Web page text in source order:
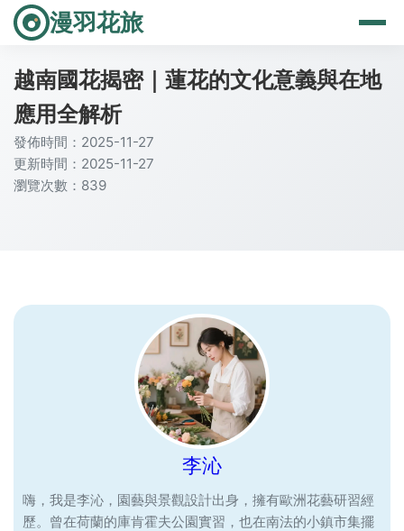
漫羽花旅
越南國花揭密｜蓮花的文化意義與在地
應用全解析
發佈時間：2025-11-27
更新時間：2025-11-27
瀏覽次數：839
李沁
嗨，我是李沁，園藝與景觀設計出身，擁有歐洲花藝研習經
歷。曾在荷蘭的庫肯霍夫公園實習，也在南法的小鎮市集擺